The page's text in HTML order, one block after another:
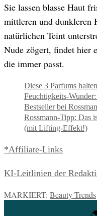
Sie lassen blasse Haut
mittleren und dunkleren
natürlichen Teint
Nude zögert, findet hier
die immer passt.
Diese 3 Parfums
Feuchtigkeits-
Bestseller bei
Rossmann-Tipp: Das
(mit Lifting-Effekt!)
*Affiliate-Links
KI-Leitlinien der
MARKIERT: Beauty Trends